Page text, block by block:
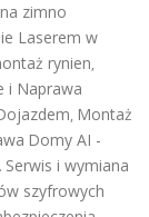
zimno
Laserem w
rynien,
i Naprawa
, Montaż
Domy AI -
. Serwis i wymiana
szyfrowych